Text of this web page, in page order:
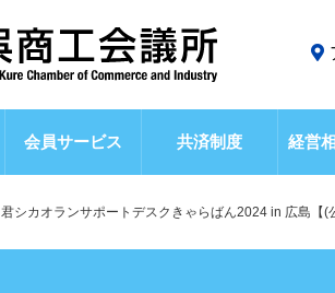
会員サービス 共済制度 経営
君シカオランサポートデスクきゃらばん2024 in 広島